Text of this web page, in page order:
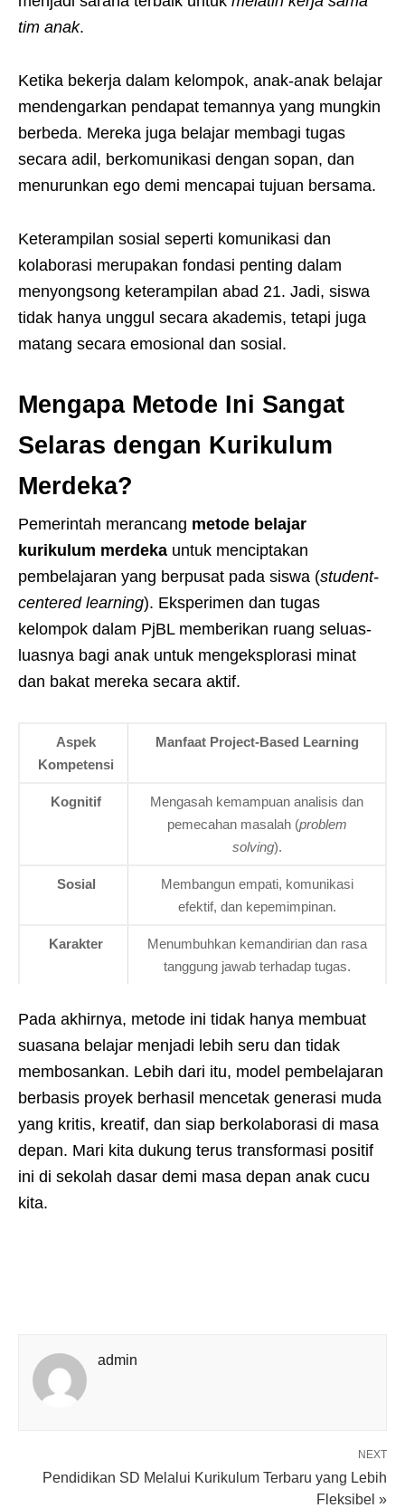
tim anak.
Ketika bekerja dalam kelompok, anak-anak belajar
mendengarkan pendapat temannya yang mungkin
berbeda. Mereka juga belajar membagi tugas
secara adil, berkomunikasi dengan sopan, dan
menurunkan ego demi mencapai tujuan bersama.
Keterampilan sosial seperti komunikasi dan
kolaborasi merupakan fondasi penting dalam
menyongsong keterampilan abad 21. Jadi, siswa
tidak hanya unggul secara akademis, tetapi juga
matang secara emosional dan sosial.
Mengapa Metode Ini Sangat
Selaras dengan Kurikulum
Merdeka?
Pemerintah merancang metode belajar
kurikulum merdeka untuk menciptakan
pembelajaran yang berpusat pada siswa (student-
centered learning). Eksperimen dan tugas
kelompok dalam PjBL memberikan ruang seluas-
luasnya bagi anak untuk mengeksplorasi minat
dan bakat mereka secara aktif.
Aspek
Kompetensi
Manfaat Project-Based Learning
Kognitif
Mengasah kemampuan analisis dan
pemecahan masalah (problem
solving).
Sosial
Membangun empati, komunikasi
efektif, dan kepemimpinan.
Karakter
Menumbuhkan kemandirian dan rasa
tanggung jawab terhadap tugas.
Pada akhirnya, metode ini tidak hanya membuat
suasana belajar menjadi lebih seru dan tidak
membosankan. Lebih dari itu, model pembelajaran
berbasis proyek berhasil mencetak generasi muda
yang kritis, kreatif, dan siap berkolaborasi di masa
depan. Mari kita dukung terus transformasi positif
ini di sekolah dasar demi masa depan anak cucu
kita.
admin
NEXT
Pendidikan SD Melalui Kurikulum Terbaru yang Lebih
Fleksibel »